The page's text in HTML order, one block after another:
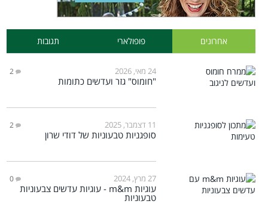
אחרונים פופולארי תגובות
24 מאי, 2026 2
"חומוס" גזר ועדשים כתומות
11 דצמבר, 2025 2
סופגניות טבעוניות של דודי שרון
27 מרץ, 2024 0
עוגיות m&m - עוגיות עדשים צבעוניות
טבעוניות